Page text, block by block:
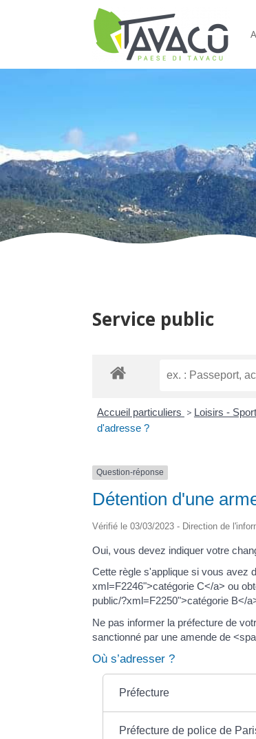
Service public
Accueil particuliers > Loisirs -
d'adresse ?
Question-réponse
Détention d'une
Vérifié le 03/03/2023 - Direction de
Oui, vous devez indiquer votre
Cette règle s'applique si vous avez
xml=F2246">catégorie C</a> ou
public/?xml=F2250">catégorie B</
Ne pas informer la préfecture de
sanctionné par une amende de
Où s’adresser ?
Préfecture
Préfecture de police de